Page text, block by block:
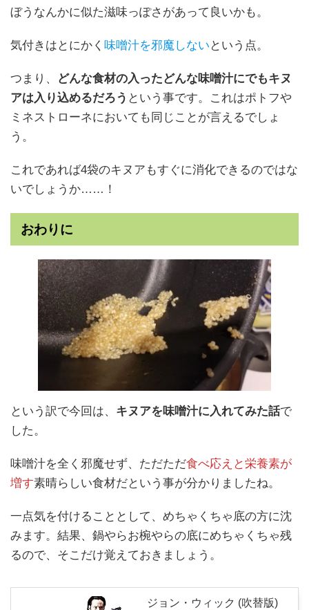
ぼうなんかに似た滋味っぽさがあって良いかも。
気付きはとにかく 味噌汁を邪魔しない という点。
つまり、
どんな食材の入ったどんな味噌汁にでもキヌ
アは入り込めるだろう という事です。これはポトフや
ミネストローネにおいても同じことが言えるでしょ
う。
これであれば4袋のキヌアもすぐに消化できるのではな
いでしょうか……！
おわりに
という訳で今回は、 キヌアを味噌汁に入れてみた話で
した。
味噌汁を全く邪魔せず、ただただ食べ応えと栄養素が
増す素晴らしい食材だという事が分かりましたね。
一点気を付けることとして、めちゃくちゃ底の方に沈
みます。結果、鍋やらお椀やらの底にめちゃくちゃ残
るので、そこだけ覚えておきましょう。
ジョン・ウィック (吹替版)